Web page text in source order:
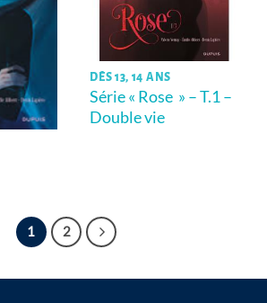
DÈS 13, 14 ANS
Série « Rose » – T.1 –
Double vie
1 2